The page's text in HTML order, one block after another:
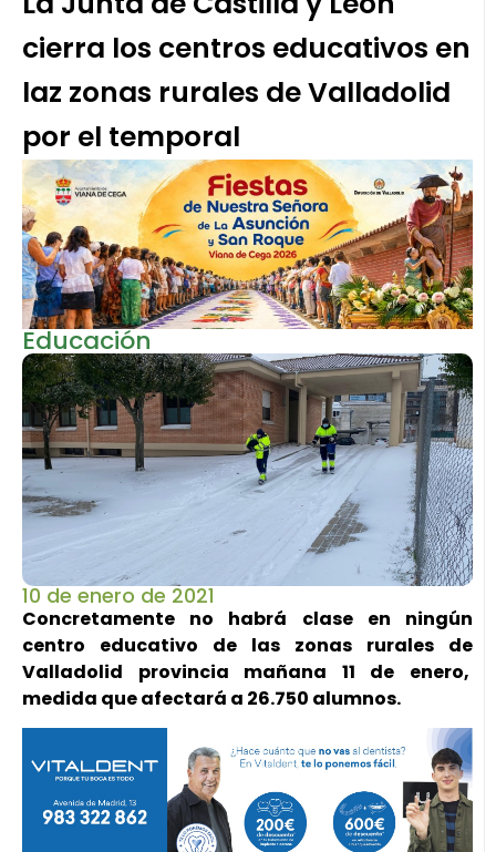
cierra los centros educativos en
laz zonas rurales de Valladolid
por el temporal
Educación
10 de enero de 2021
Concretamente no habrá clase en ningún
centro educativo de las zonas rurales de
Valladolid provincia mañana 11 de enero,
medida que afectará a 26.750 alumnos.